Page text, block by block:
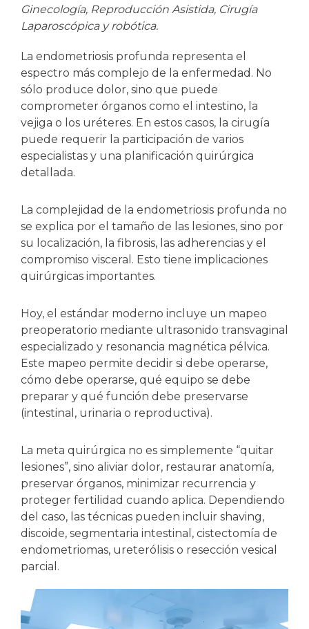
Ginecología, Reproducción Asistida, Cirugía
Laparoscópica y robótica.
La endometriosis profunda representa el
espectro más complejo de la enfermedad. No
sólo produce dolor, sino que puede
comprometer órganos como el intestino, la
vejiga o los uréteres. En estos casos, la cirugía
puede requerir la participación de varios
especialistas y una planificación quirúrgica
detallada.
La complejidad de la endometriosis profunda no
se explica por el tamaño de las lesiones, sino por
su localización, la fibrosis, las adherencias y el
compromiso visceral. Esto tiene implicaciones
quirúrgicas importantes.
Hoy, el estándar moderno incluye un mapeo
preoperatorio mediante ultrasonido transvaginal
especializado y resonancia magnética pélvica.
Este mapeo permite decidir si debe operarse,
cómo debe operarse, qué equipo se debe
preparar y qué función debe preservarse
(intestinal, urinaria o reproductiva).
La meta quirúrgica no es simplemente “quitar
lesiones”, sino aliviar dolor, restaurar anatomía,
preservar órganos, minimizar recurrencia y
proteger fertilidad cuando aplica. Dependiendo
del caso, las técnicas pueden incluir shaving,
discoide, segmentaria intestinal, cistectomía de
endometriomas, ureterólisis o resección vesical
parcial.